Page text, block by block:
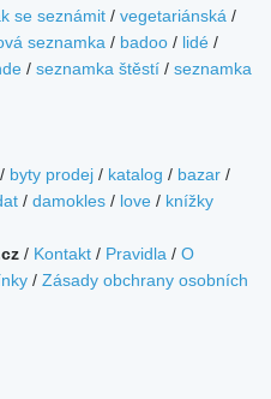
se seznámit / vegetariánská /
seznamka / badoo / lidé /
/ seznamka štěstí / seznamka
/ byty prodej / katalog / bazar /
/ damokles / love / knížky
/ Kontakt / Pravidla / O
/ Zásady obchrany osobních